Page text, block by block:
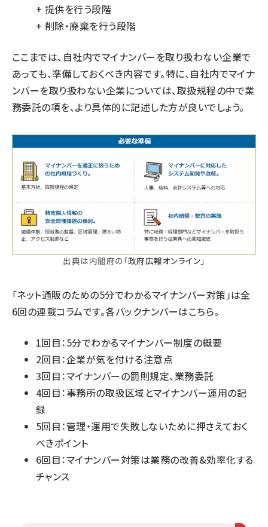
+ 提供を行う段階
+ 削除・廃棄を行う段階
ここまでは、自社内でマイナンバーを取り扱わない企業で
あっても、準備しておくべき内容です。特に、自社内でマイナ
ンバーを取り扱わない企業については、取扱規程の中で業
務委託の項を、より具体的に記述した方が良いでしょう。
出典は内閣府の「政府広報オンライン」
「ネット通販のための5分でわかるマイナンバー対策」は全
6回の連載コラムです。各バックナンバーはこちら。
1回目：5分でわかるマイナンバー制度の概要
2回目：企業が気を付ける注意点
3回目：マイナンバーの罰則規定、業務委託
4回目：事務所の取扱区域とマイナンバー運用の記
録
5回目：管理・運用で失敗しないために押さえておく
べきポイント
6回目：マイナンバー対策は業務の改善&効率化する
チャンス